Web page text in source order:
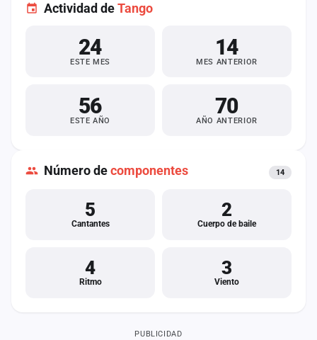
Actividad deTango
24
ESTE MES
14
MES ANTERIOR
56
ESTE AÑO
70
AÑO ANTERIOR
Número decomponentes 14
5
Cantantes
2
Cuerpo de baile
4
Ritmo
3
Viento
PUBLICIDAD